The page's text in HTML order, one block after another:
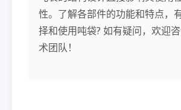
性。了解各部件的功能和特点，
择和使用吨袋? 如有疑问，欢迎
术团队！